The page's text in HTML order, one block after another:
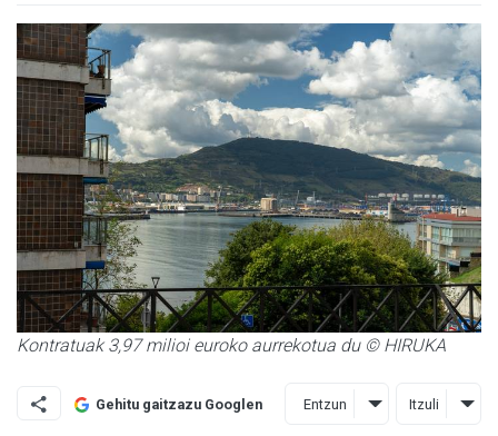
Kontratuak 3,97 milioi euroko aurrekotua du © HIRUKA
Gehitu gaitzazu Googlen Entzun Itzuli